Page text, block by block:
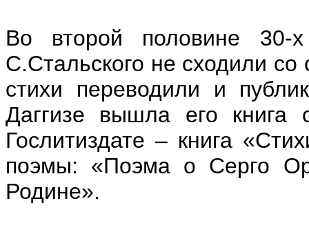
Во второй половине
С.Стальского не сходили со
стихи переводили и
Даггизе вышла его
Гослитиздате – книга
поэмы: «Поэма о Серго
Родине».